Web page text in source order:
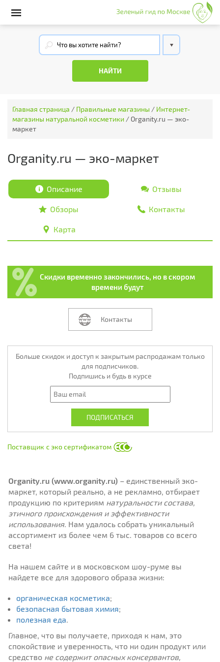
Главная страница / Правильные магазины / Интернет-
магазины натуральной косметики / Organity.ru — эко-
маркет
Organity.ru — эко-маркет
Описание Отзывы
Обзоры Контакты
Карта
Скидки временно закончились, но в скором
времени будут
Контакты
Больше скидок и доступ к закрытым распродажам только
для подписчиков.
Подпишись и будь в курсе
Поставщик с эко сертификатом
Organity. ru (www organity ru) – единственный эко-
маркет, который реально, а не рекламно, отбирает
продукцию по критериям натуральности состава,
этичного происхождения и эффективности
использования. Нам удалось собрать уникальный
ассортимент из более чем 6 тыс. товаров со всего
света!
На нашем сайте и в московском шоу-руме вы
найдете все для здорового образа жизни:
органическая косметика;
безопасная бытовая химия;
полезная еда
Главное, что вы получаете, приходя к нам, это
спокойствие и уверенность, что ни один продукт или
средство не содержит опасных консервантов,